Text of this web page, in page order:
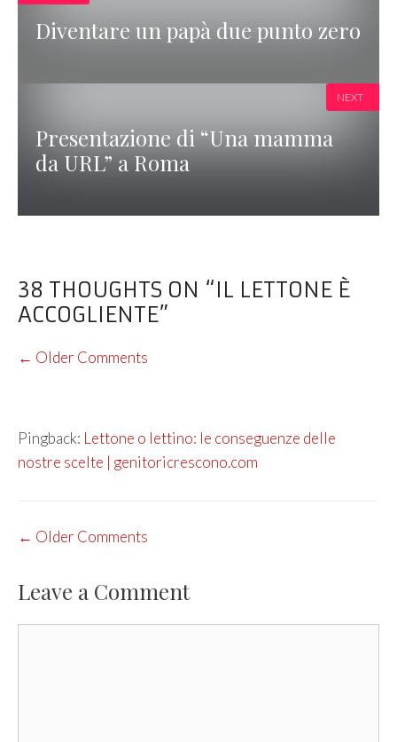
Diventare un papà due punto zero
Presentazione di “Una mamma
da URL” a Roma
NEXT
38 THOUGHTS ON “IL LETTONE È
ACCOGLIENTE”
COMMENT
← Older Comments
Pingback: Lettone o lettino: le conseguenze delle
nostre scelte | genitoricrescono.com
COMMENT
← Older Comments
Leave a Comment